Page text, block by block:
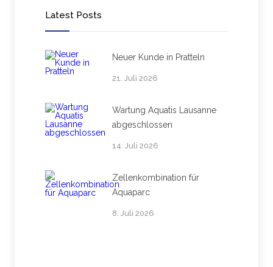
Latest Posts
Neuer Kunde in Pratteln
21. Juli 2026
Wartung Aquatis Lausanne
abgeschlossen
14. Juli 2026
Zellenkombination für
Aquaparc
8. Juli 2026